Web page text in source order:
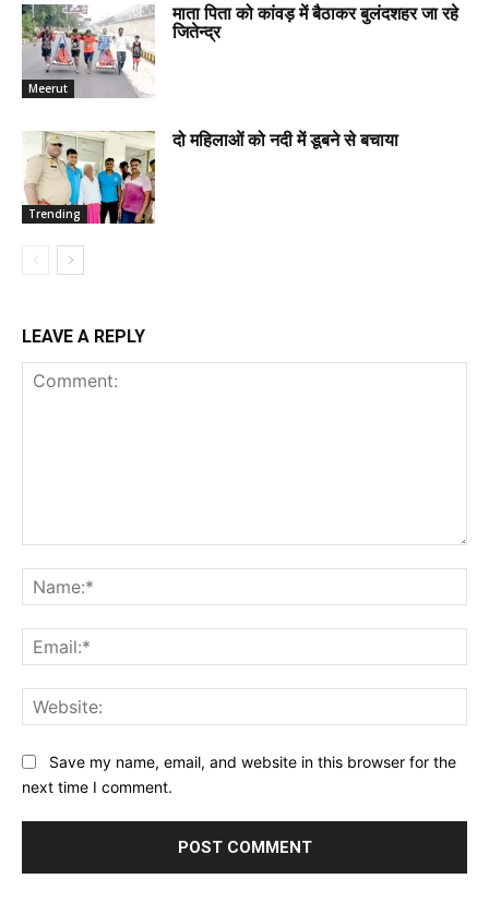
Meerut
माता पिता को कांवड़ में बैठाकर बुलंदशहर जा रहे
जितेन्द्र
Trending
दो महिलाओं को नदी में डूबने से बचाया
LEAVE A REPLY
Save my name, email, and website in this browser for the
next time I comment.